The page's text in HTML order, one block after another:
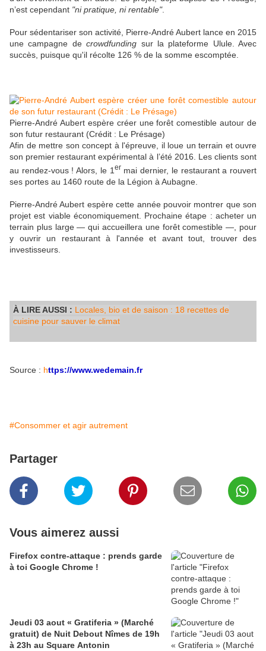
n’est cependant "ni pratique, ni rentable".
Pour sédentariser son activité, Pierre-André Aubert lance en 2015
une campagne decrowdfunding sur la plateforme Ulule. Avec
succès, puisque qu'il récolte 126 % de la somme escomptée.
Pierre-André Aubert espère créer une forêt comestible autour de
son futur restaurant (Crédit : Le Présage)
Afin de mettre son concept à l'épreuve, il loue un terrain et ouvre
son premier restaurant expérimental à l’été 2016. Les clients sont
au rendez-vous ! Alors, le 1 er mai dernier, le restaurant a rouvert
ses portes au 1460 route de la Légion à Aubagne.
Pierre-André Aubert espère cette année pouvoir montrer que son
projet est viable économiquement. Prochaine étape : acheter un
terrain plus large — qui accueillera une forêt comestible —, pour
y ouvrir un restaurant à l'année et avant tout, trouver des
investisseurs.
À LIRE AUSSI : Locales, bio et de saison : 18 recettes de
cuisine pour sauver le climat
Source : https://www.wedemain.fr
#Consommer et agir autrement
Partager
Vous aimerez aussi
Firefox contre-attaque : prends garde
à toi Google Chrome !
Jeudi 03 aout « Gratiferia » (Marché
gratuit) de Nuit Debout Nîmes de 19h
à 23h au Square Antonin